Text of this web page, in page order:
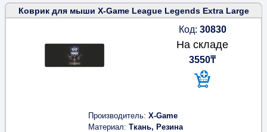
Коврик для мыши X-Game League Legends Extra Large
Код: 30830
На складе
3550₸
Производитель X-Game
Материал Ткань, Резина